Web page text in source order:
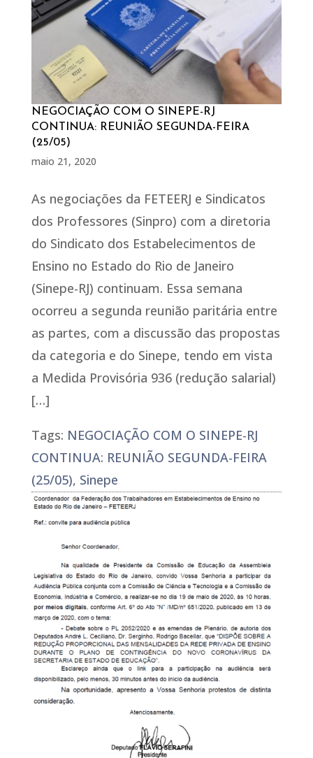
NEGOCIAÇÃO COM O SINEPE-RJ
CONTINUA: REUNIÃO SEGUNDA-FEIRA
(25/05)
maio 21, 2020
As negociações da FETEERJ e Sindicatos
dos Professores (Sinpro) com a diretoria
do Sindicato dos Estabelecimentos de
Ensino no Estado do Rio de Janeiro
(Sinepe-RJ) continuam. Essa semana
ocorreu a segunda reunião paritária entre
as partes, com a discussão das propostas
da categoria e do Sinepe, tendo em vista
a Medida Provisória 936 (redução salarial)
[…]
Tags: NEGOCIAÇÃO COM O SINEPE-RJ
CONTINUA: REUNIÃO SEGUNDA-FEIRA
(25/05), Sinepe